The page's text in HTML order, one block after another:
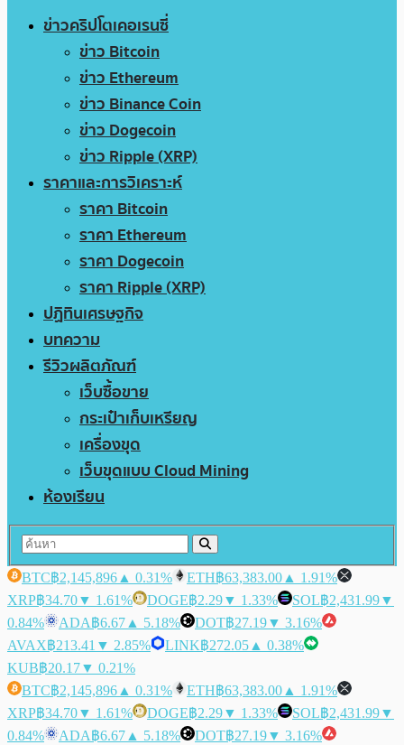
ข่าวคริปโตเคอเรนซี่
ข่าว Bitcoin
ข่าว Ethereum
ข่าว Binance Coin
ข่าว Dogecoin
ข่าว Ripple (XRP)
ราคาและการวิเคราะห์
ราคา Bitcoin
ราคา Ethereum
ราคา Dogecoin
ราคา Ripple (XRP)
ปฏิทินเศรษฐกิจ
บทความ
รีวิวผลิตภัณฑ์
เว็บซื้อขาย
กระเป๋าเก็บเหรียญ
เครื่องขุด
เว็บขุดแบบ Cloud Mining
ห้องเรียน
BTC฿2,145,896 ▲ 0.31% ETH฿63,383.00 ▲ 1.91%
XRP฿34.70▼ 1.61% DOGE฿2.29▼ 1.33% SOL฿2,431.99▼
0.84%
ADA฿6.67 ▲ 5.18% DOT฿27.19▼ 3.16%
AVAX฿213.41 ▼ 2.85% LINK฿272.05 ▲ 0.38%
KUB฿20.17▼ 0.21%
BTC฿2,145,896 ▲ 0.31% ETH฿63,383.00 ▲ 1.91%
XRP฿34.70▼ 1.61% DOGE฿2.29▼ 1.33% SOL฿2,431.99▼
0.84%
ADA฿6.67 ▲ 5.18% DOT฿27.19▼ 3.16%